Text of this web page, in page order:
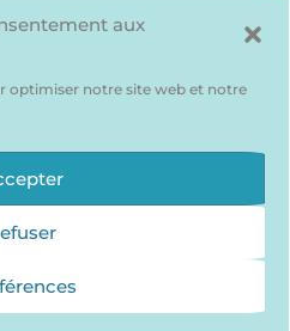
aux
optimiser notre site web et notre
suis indécis(e) ? Pas de
!